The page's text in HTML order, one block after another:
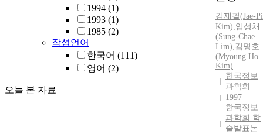
1994 (1)
1993 (1)
1985 (2)
작성언어
한국어 (111)
영어 (2)
오늘 본 자료
김재필(Jae-
Kim),임성채
(Sung-Chae
Lim),김명호
(Myoung Ho
Kim)
한국정보
과학회
1997
한국정보
과학회 학
술발표논